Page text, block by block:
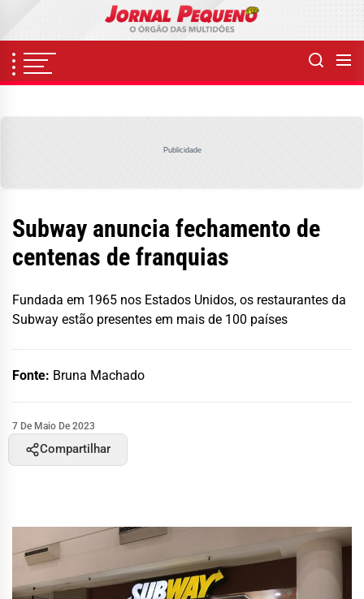
content
Publicidade
Subway anuncia fechamento de
centenas de franquias
Fundada em 1965 nos Estados Unidos, os restaurantes da
Subway estão presentes em mais de 100 países
Fonte: Bruna Machado
7 De Maio De 2023
Compartilhar